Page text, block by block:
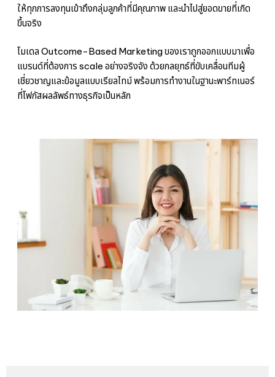
ให้ทุกการลงทุนเข้าถึงกลุ่มลูกค้าที่มีคุณภาพ และนำไปสู่ยอดขายที่เกิด
ขึ้นจริง
โมเดล Outcome-Based Marketing ของเราถูกออกแบบมาเพื่อ
แบรนด์ที่ต้องการ scale อย่างจริงจัง ด้วยกลยุทธ์ที่ขับเคลื่อนทีมผู้
เชี่ยวชาญและข้อมูลแบบเรียลไทม์ พร้อมการทำงานในฐานะพาร์ทเนอร์
ที่โฟกัสผลลัพธ์ทางธุรกิจเป็นหลัก